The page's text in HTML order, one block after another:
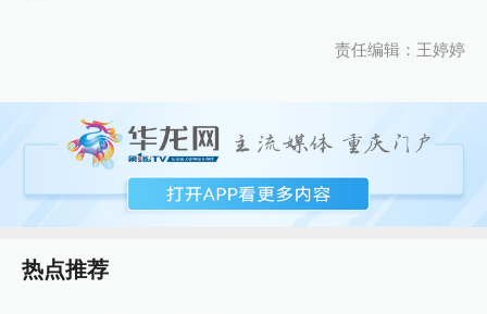
责任编辑：王婷婷
热点推荐